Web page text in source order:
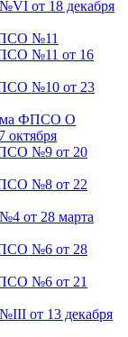
от 18 декабря
№11
№11 от 16
№10 от 23
ФПСО О
октября
№9 от 20
№8 от 22
от 28 марта
№6 от 28
№6 от 21
от 13 декабря